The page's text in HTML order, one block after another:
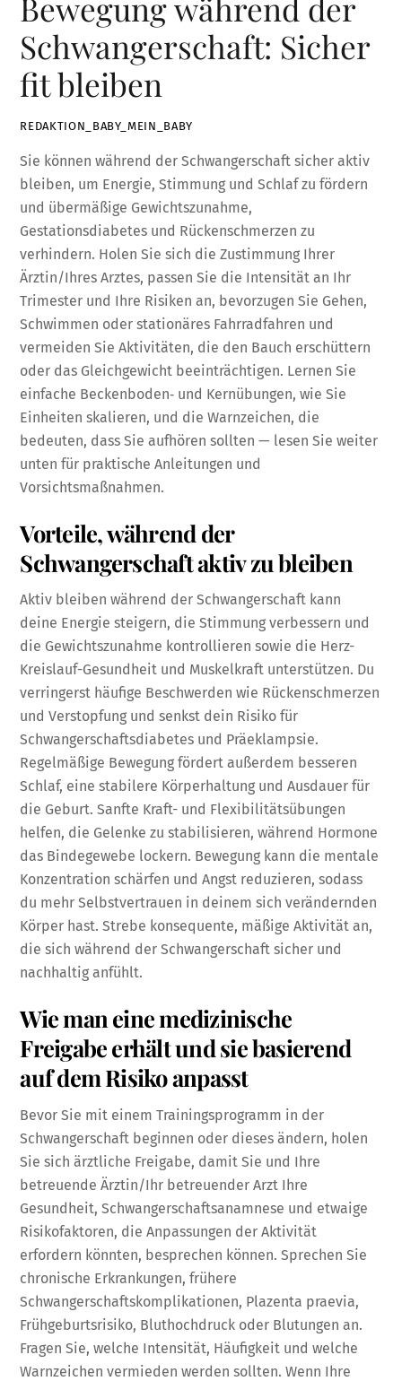
Bewegung während der
Schwangerschaft: Sicher
fit bleiben
REDAKTION_BABY_MEIN_BABY
Sie können während der Schwangerschaft sicher aktiv
bleiben, um Energie, Stimmung und Schlaf zu fördern
und übermäßige Gewichtszunahme,
Gestationsdiabetes und Rückenschmerzen zu
verhindern. Holen Sie sich die Zustimmung Ihrer
Ärztin/Ihres Arztes, passen Sie die Intensität an Ihr
Trimester und Ihre Risiken an, bevorzugen Sie Gehen,
Schwimmen oder stationäres Fahrradfahren und
vermeiden Sie Aktivitäten, die den Bauch erschüttern
oder das Gleichgewicht beeinträchtigen. Lernen Sie
einfache Beckenboden‑ und Kernübungen, wie Sie
Einheiten skalieren, und die Warnzeichen, die
bedeuten, dass Sie aufhören sollten — lesen Sie weiter
unten für praktische Anleitungen und
Vorsichtsmaßnahmen.
Vorteile, während der
Schwangerschaft aktiv zu bleiben
Aktiv bleiben während der Schwangerschaft kann
deine Energie steigern, die Stimmung verbessern und
die Gewichtszunahme kontrollieren sowie die Herz-
Kreislauf-Gesundheit und Muskelkraft unterstützen. Du
verringerst häufige Beschwerden wie Rückenschmerzen
und Verstopfung und senkst dein Risiko für
Schwangerschaftsdiabetes und Präeklampsie.
Regelmäßige Bewegung fördert außerdem besseren
Schlaf, eine stabilere Körperhaltung und Ausdauer für
die Geburt. Sanfte Kraft- und Flexibilitätsübungen
helfen, die Gelenke zu stabilisieren, während Hormone
das Bindegewebe lockern. Bewegung kann die mentale
Konzentration schärfen und Angst reduzieren, sodass
du mehr Selbstvertrauen in deinem sich verändernden
Körper hast. Strebe konsequente, mäßige Aktivität an,
die sich während der Schwangerschaft sicher und
nachhaltig anfühlt.
Wie man eine medizinische
Freigabe erhält und sie basierend
auf dem Risiko anpasst
Bevor Sie mit einem Trainingsprogramm in der
Schwangerschaft beginnen oder dieses ändern, holen
Sie sich ärztliche Freigabe, damit Sie und Ihre
betreuende Ärztin/Ihr betreuender Arzt Ihre
Gesundheit, Schwangerschaftsanamnese und etwaige
Risikofaktoren, die Anpassungen der Aktivität
erfordern könnten, besprechen können. Sprechen Sie
chronische Erkrankungen, frühere
Schwangerschaftskomplikationen, Plazenta praevia,
Frühgeburtsrisiko, Bluthochdruck oder Blutungen an.
Fragen Sie, welche Intensität, Häufigkeit und welche
Warnzeichen vermieden werden sollten. Wenn Ihre